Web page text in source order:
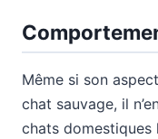
Même si son
chat sauvage, il
chats domestiques